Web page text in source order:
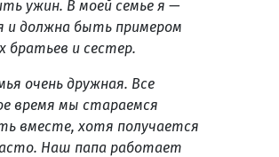
ужин. В моей семье я —
и должна быть примером
братьев и сестер.
очень дружная. Все
время мы стараемся
вместе, хотя получается
Наш папа работает